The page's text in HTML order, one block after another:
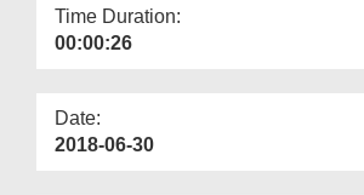
Time Duration:
00:00:26
Date:
2018-06-30